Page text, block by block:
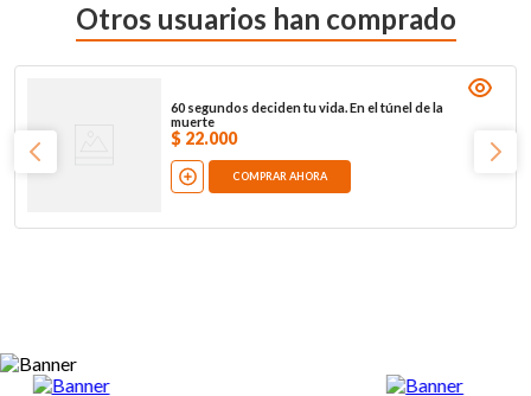
Otros usuarios han comprado
60 segundos deciden tu vida. En el túnel de la
muerte
$ 22.000
COMPRAR AHORA